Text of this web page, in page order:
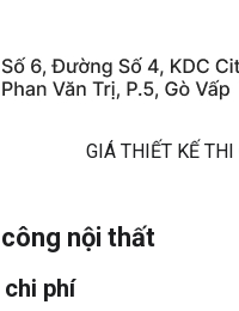
GIÁ THIẾT KẾ
nội thất
phí